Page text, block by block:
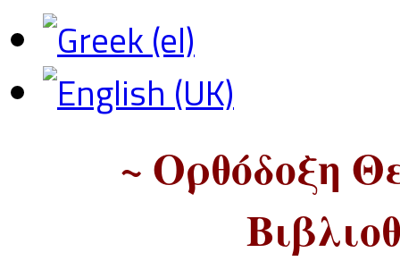
~ Ορθόδοξη